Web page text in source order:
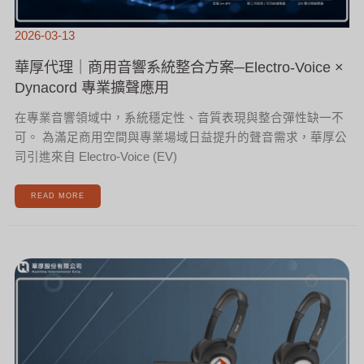
2026-03-13
華厚代理｜商用音響系統整合方案─Electro-Voice ×
Dynacord 專業擴聲應用
在專業音響領域中，系統穩定性、音質表現與整合彈性缺一不
可。 為滿足商用空間與專業場域日益提升的聲音需求，華厚公
司引進來自 Electro-Voice (EV)
READ MORE
ONE
耳
機
─
的
溝